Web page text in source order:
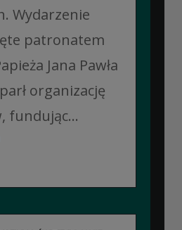
Wydarzenie
patronatem
Jana Pawła
organizację
fundując...